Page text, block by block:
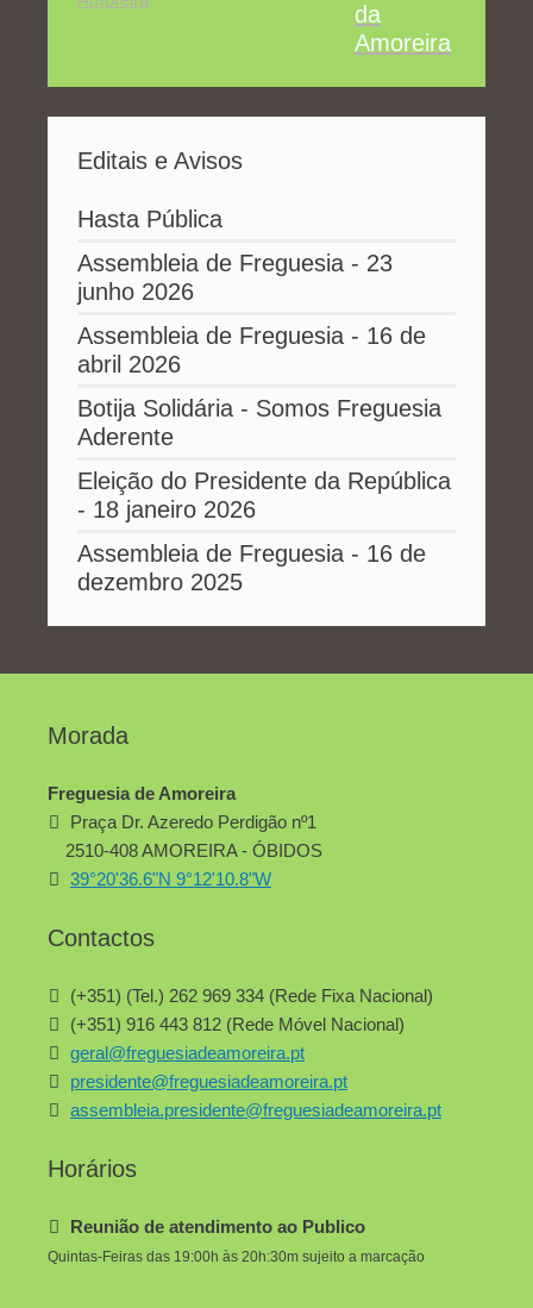
da
Amoreira
Editais e Avisos
Hasta Pública
Assembleia de Freguesia - 23
junho 2026
Assembleia de Freguesia - 16 de
abril 2026
Botija Solidária - Somos Freguesia
Aderente
Eleição do Presidente da República
- 18 janeiro 2026
Assembleia de Freguesia - 16 de
dezembro 2025
Morada
Freguesia de Amoreira
Praça Dr. Azeredo Perdigão nº1
2510-408 AMOREIRA - ÓBIDOS
39°20'36.6"N 9°12'10.8"W
Contactos
(+351) (Tel.) 262 969 334 (Rede Fixa Nacional)
(+351) 916 443 812 (Rede Móvel Nacional)
geral@freguesiadeamoreira.pt
presidente@freguesiadeamoreira.pt
assembleia.presidente@freguesiadeamoreira.pt
Horários
Reunião de atendimento ao Publico
Quintas-Feiras das 19:00h às 20h:30m sujeito a marcação